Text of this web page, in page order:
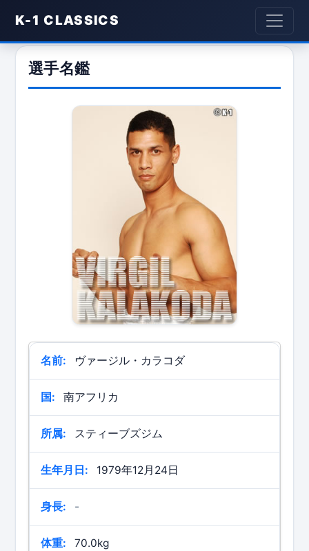
K-1 CLASSICS
選手名鑑
名前: ヴァージル・カラコダ
国: 南アフリカ
所属: スティーブズジム
生年月日: 1979年12月24日
身長: -
体重: 70.0kg